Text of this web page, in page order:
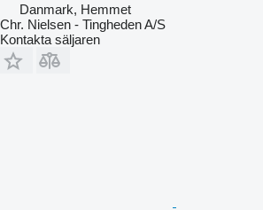
Danmark, Hemmet
Chr. Nielsen - Tingheden A/S
Kontakta säljaren